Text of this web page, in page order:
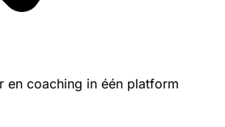
en coaching in één platform